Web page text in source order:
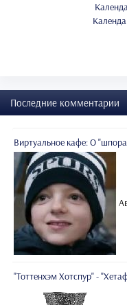
Последние комментарии
Виртуальное кафе: О
"Тоттенхэм Хотспур" -